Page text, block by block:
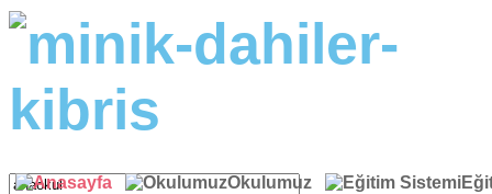
Okulumuz